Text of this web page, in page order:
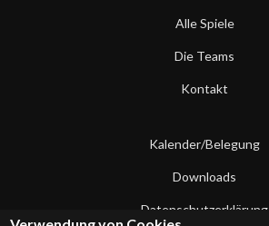
Alle Spiele
Die Teams
Kontakt
Kalender/Belegung
Downloads
Datenschutzerklärung